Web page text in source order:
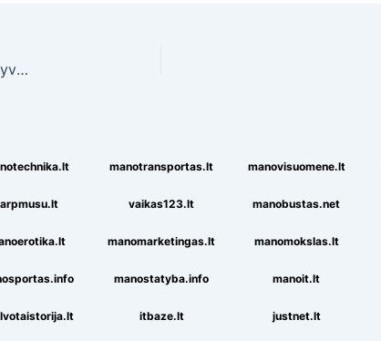
Nestandartiniai džiovintuvai vonioje: nuo kopetėlių iki gyvatėlių
manotransportas.lt manovisuomene.lt
vaikas123.lt manobustas.net
manomarketingas.lt manomokslas.lt
manostatyba.info manoit.lt
itbaze.lt justnet.lt